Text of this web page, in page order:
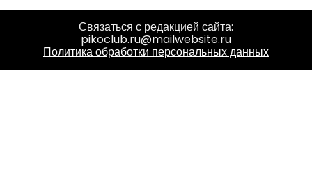
Связаться с редакцией сайта:
pikoclub.ru@mailwebsite.ru
Политика обработки персональных данных